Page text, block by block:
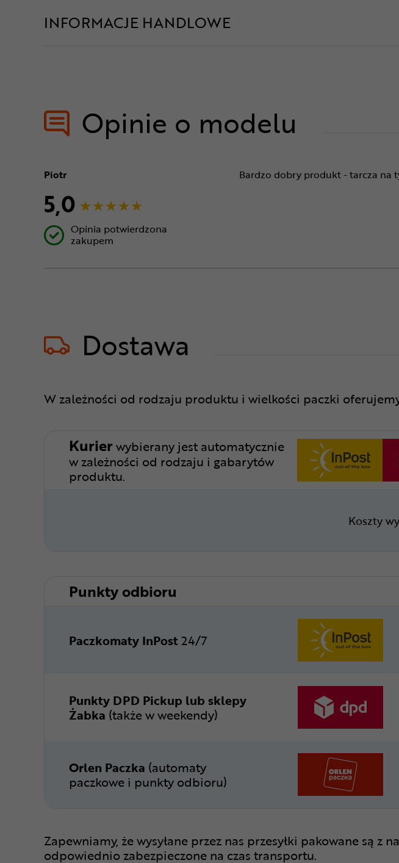
INFORMACJE HANDLOWE
Opinie o modelu
Piotr
5,0
Opinia potwierdzona
zakupem
Bardzo dobry produkt - tarcza na
Dostawa
W zależności od rodzaju produktu i wielkości paczki
Kurierwybierany jest automatycznie
w zależności od rodzaju i gabarytów
produktu.
Koszty
Punkty odbioru
Paczkomaty InPost24/7
Punkty DPD Pickup lub sklepy
Żabka (także w weekendy)
Orlen Paczka (automaty
paczkowe i punkty odbioru)
Zapewniamy, że wysyłane przez nas przesyłki pakowane są z
odpowiednio zabezpieczone na czas transportu.